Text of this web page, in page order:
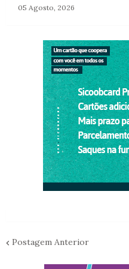
05 Agosto, 2026
Postagem Anterior